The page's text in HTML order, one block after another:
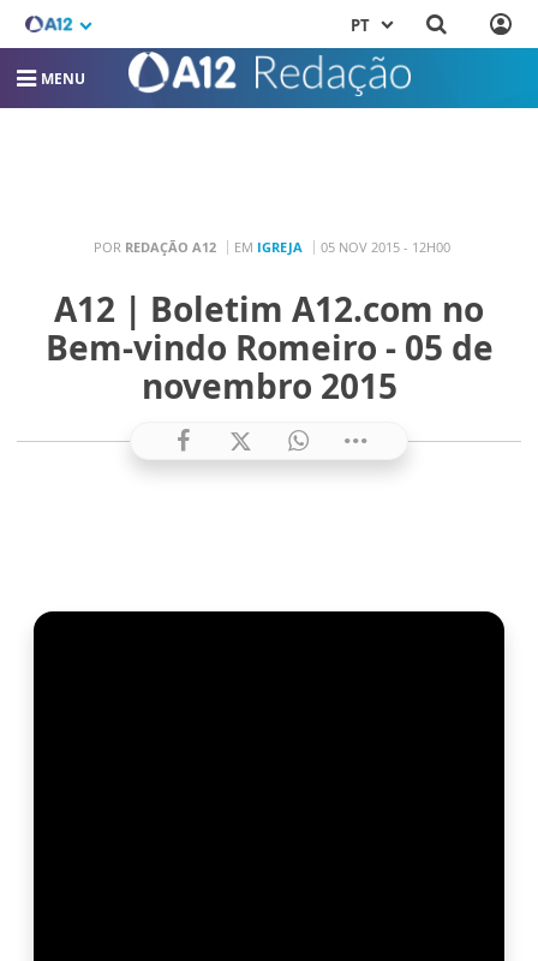
PT
MENU
POR REDAÇÃO A12 EM IGREJA 05 NOV 2015 - 12H00
A12 | Boletim A12.com no
Bem-vindo Romeiro - 05 de
novembro 2015